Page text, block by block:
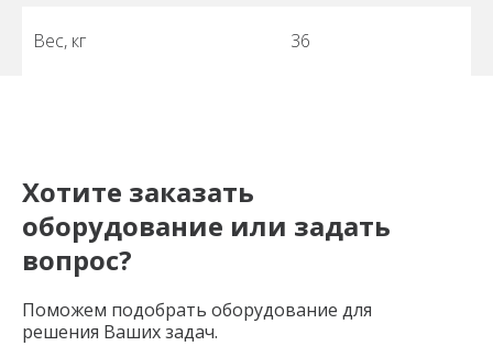
Вес, кг 36
Хотите заказать
оборудование или задать
вопрос?
Поможем подобрать оборудование для
решения Ваших задач.